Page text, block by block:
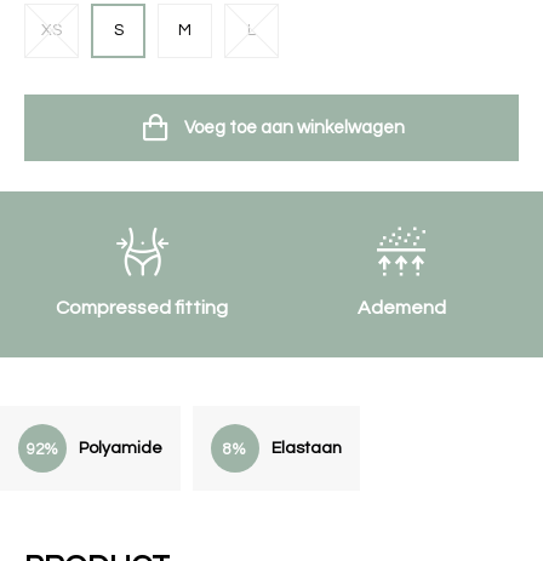
XS S M L
Voeg toe aan winkelwagen
92% Polyamide 8% Elastaan
Compressed fitting Ademend